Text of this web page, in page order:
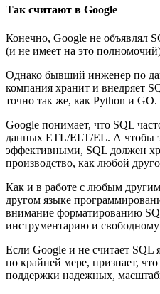
Так считают в Google
Конечно, Google не объявлял
(и не имеет на это
Однако бывший инженер по
компания хранит и внедряет
точно так же, как Python и GO.
Google понимает, что SQL
данных ETL/ELT/EL. А чтобы
эффективными, SQL должен
производство, как любой
Как и в работе с любым
другом языке
внимание форматированию
инструментарию и свободному
Если Google и не считает SQL
по крайней мере, признает,
поддержки надежных,